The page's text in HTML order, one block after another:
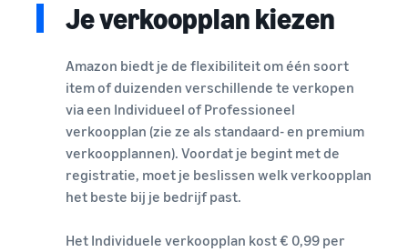
Je verkoopplan kiezen
Amazon biedt je de flexibiliteit om één soort
item of duizenden verschillende te verkopen
via een Individueel of Professioneel
verkoopplan (zie ze als standaard- en premium
verkoopplannen). Voordat je begint met de
registratie, moet je beslissen welk verkoopplan
het beste bij je bedrijf past.
Het Individuele verkoopplan kost € 0,99 per